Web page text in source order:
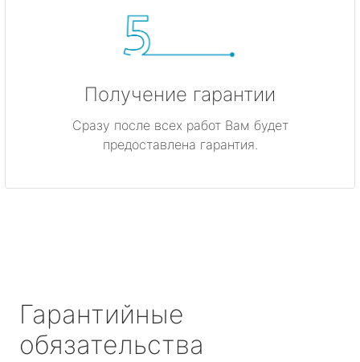
Получение гарантии
Сразу после всех работ Вам будет
предоставлена гарантия.
Гарантийные
обязательства